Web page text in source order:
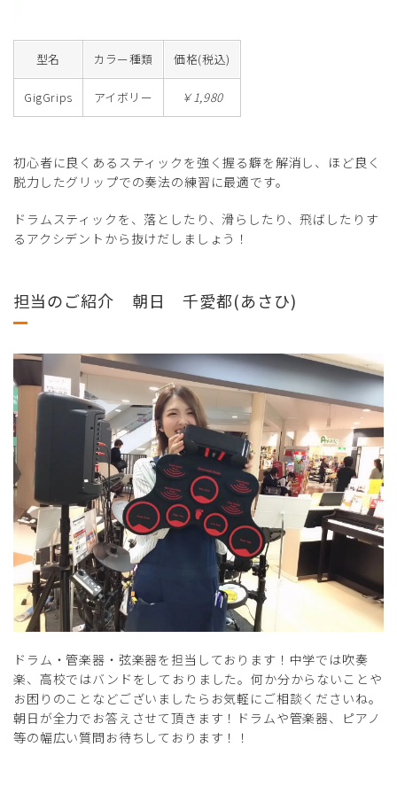
型名 カラー種類 価格(税込)
GigGrips アイボリー ￥1,980
初心者に良くあるスティックを強く握る癖を解消し、ほど良く
脱力したグリップでの奏法の練習に最適です。
ドラムスティックを、落としたり、滑らしたり、飛ばしたりす
るアクシデントから抜けだしましょう！
担当のご紹介 朝日 千愛都(あさひ)
ドラム・管楽器・弦楽器を担当しております！中学では吹奏
楽、高校ではバンドをしておりました。何か分からないことや
お困りのことなどございましたらお気軽にご相談くださいね。
朝日が全力でお答えさせて頂きます！ドラムや管楽器、ピアノ
等の幅広い質問お待ちしております！！